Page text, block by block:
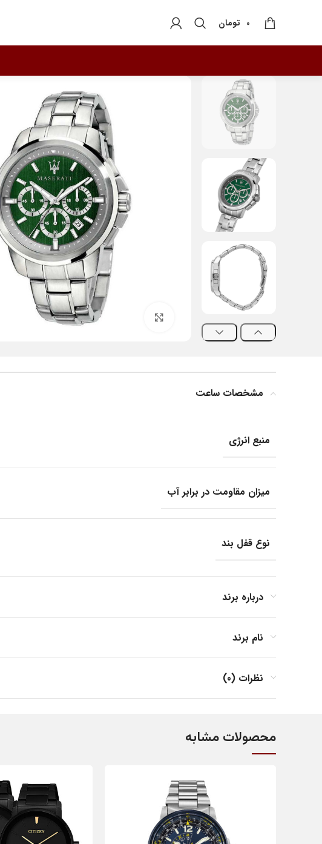
0 تومان
بزرگنمایی تصویر
مشخصات ساعت
منبع انرژی
میزان مقاومت در برابر آب
نوع قفل بند
جنس بند
جنس بدنه
فرم صفحه
مناسب برای
درباره برند
نام برند
نظرات (0)
محصولات مشابه